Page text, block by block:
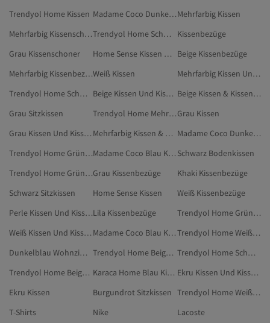
Trendyol Home Kissen
Madame Coco Dunkelblau KissenbezügeMehrfarbig Kissen
Mehrfarbig Kissenschoner
Trendyol Home Schwarz Kissenbezüge
Kissenbezüge
Grau Kissenschoner
Home Sense Kissen & Kissenbezug
Beige Kissenbezüge
Mehrfarbig KissenbezügeWeiß Kissen
Mehrfarbig Kissen Und Kissenbezüge
Trendyol Home Schwarz Kissen Und Kissenbezüge
Beige Kissen Und Kissenbezüge
Beige Kissen & Kissenbezug
Grau Sitzkissen
Trendyol Home Mehrfarbig Kissen Und KissenbezügeGrau Kissen
Grau Kissen Und Kissenbezüge
Mehrfarbig Kissen & Kissenbezug
Madame Coco Dunkelblau Kissen & Kissenbezug
Trendyol Home Grün Kissen & Kissenbezug
Madame Coco Blau Kissenbezüge Schwarz Bodenkissen
Trendyol Home Grün KissenbezügeGrau Kissenbezüge
Khaki Kissenbezüge
Schwarz Sitzkissen
Home Sense Kissen
Weiß Kissenbezüge
Perle Kissen Und KissenbezügeLila Kissenbezüge
Trendyol Home Grün Kissen Und Kissenbezüge
Weiß Kissen Und Kissenbezüge
Madame Coco Blau Kissen & Kissenbezug
Trendyol Home Weiß Kissen
Dunkelblau Wohnzimmertextilien
Trendyol Home Beige Kissenbezüge
Trendyol Home Schwarz Kissen & Kissenbezug
Trendyol Home Beige Kissen Und Kissenbezüge
Karaca Home Blau Kissen & Kissenbezug
Ekru Kissen Und Kissenbezüge
Ekru Kissen
Burgundrot Sitzkissen
Trendyol Home Weiß Kissenbezüge
T-Shirts
Nike
Lacoste